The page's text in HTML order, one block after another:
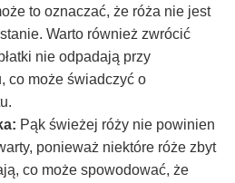
to oznaczać, że róża nie jest
Warto również zwrócić
nie odpadają przy
co może świadczyć o
Pąk świeżej róży nie powinien
ponieważ niektóre róże zbyt
co może spowodować, że